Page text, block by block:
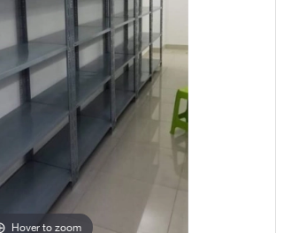
Hover to zoom